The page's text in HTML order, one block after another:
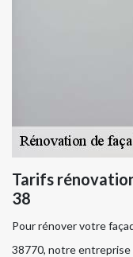
Tarifs
38
Pour rénover votre
38770, notre entreprise